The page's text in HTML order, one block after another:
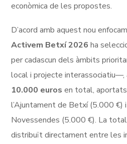
econòmica de les propostes.
D’acord amb aquest nou
Activem Betxí 2026 ha
per cadascun dels àmbits
local i projecte interassociatiu—,
10.000 euros en total,
l’Ajuntament de Betxí (5.000 €) i
Novessendes (5.000 €). La
distribuït directament entre les